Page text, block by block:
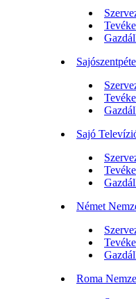
Sajó
Német
Roma